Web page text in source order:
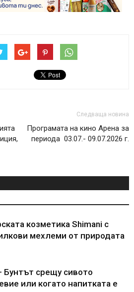
Следваща новина
Програмата на кино Арена за
периода 03.07.- 09.07.2026 г.
козметика Shimani с
мехлеми от природата
Бунтът срещу сивото
или когато напитката е